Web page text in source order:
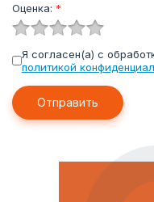
Оценка: *
Я согласен(а) с
политикой